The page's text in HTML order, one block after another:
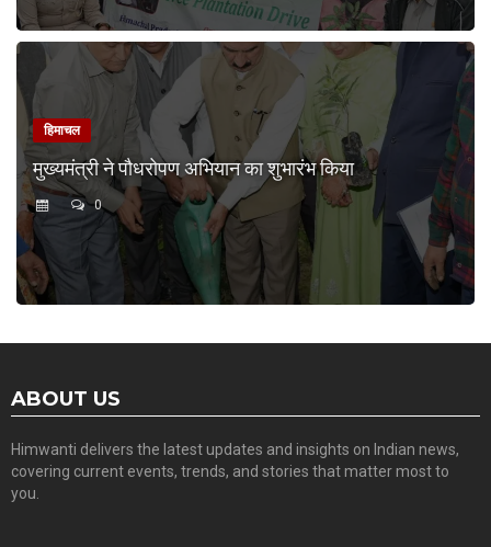
हिमाचल
मुख्यमंत्री ने पौधरोपण अभियान का शुभारंभ किया
0
ABOUT US
Himwanti delivers the latest updates and insights on Indian news,
covering current events, trends, and stories that matter most to
you.